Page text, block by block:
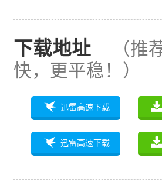
下载地址
（推
快，更平稳！）
迅雷高速下载
迅雷高速下载